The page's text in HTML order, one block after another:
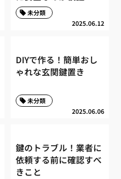
2025.06.12
未分類
DIYで作る！簡単おし
ゃれな玄関鍵置き
2025.06.06
未分類
鍵のトラブル！業者に
依頼する前に確認すべ
きこと